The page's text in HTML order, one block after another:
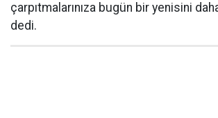
çarpıtmalarınıza bugün bir yenisini
dedi.